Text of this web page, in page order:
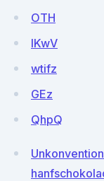
OTH
lKwV
wtifz
GEz
QhpQ